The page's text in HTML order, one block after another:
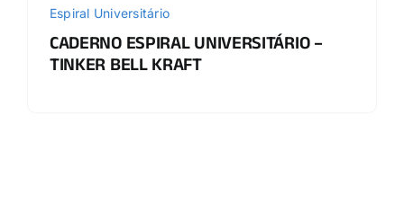
Espiral Universitário
CADERNO ESPIRAL UNIVERSITÁRIO –
TINKER BELL KRAFT